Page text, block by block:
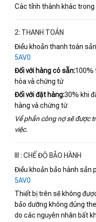
Các tỉnh thành khác trong
2: THANH TOÁN
Điều khoản thanh toán
5AV0
Đối với hàng có sẵn:100%
hóa và chứng từ
Đối với đặt hàng:30% khi
hàng và chứng từ
Về phần công nợ sẽ được
việc.
III : CHẾ ĐỘ BẢO HÀNH
Điều khoản bảo hành sản
5AV0
Thiết bị trên sẽ không
bảo dưỡng không đúng
do các nguyên nhân bất